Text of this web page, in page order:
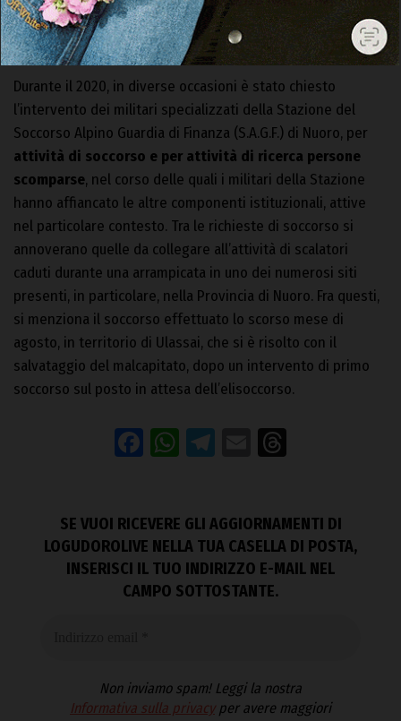
aereo del Corpo, a garanzia della tempestività degli
interventi.
Durante il 2020, in diverse occasioni è stato chiesto
l’intervento dei militari specializzati della Stazione del
Soccorso Alpino Guardia di Finanza (S.A.G.F.) di Nuoro, per
attività di soccorso e per attività di ricerca persone
scomparse, nel corso delle quali i militari della Stazione
hanno affiancato le altre componenti istituzionali, attive
nel particolare contesto. Tra le richieste di soccorso si
annoverano quelle da collegare all’attività di scalatori
caduti durante una arrampicata in uno dei numerosi siti
presenti, in particolare, nella Provincia di Nuoro. Fra questi,
si menziona il soccorso effettuato lo scorso mese di
agosto, in territorio di Ulassai, che si è risolto con il
salvataggio del malcapitato, dopo un intervento di primo
soccorso sul posto in attesa dell’elisoccorso.
Facebook
WhatsApp
Telegram
Email
SE VUOI RICEVERE GLI AGGIORNAMENTI DI
LOGUDOROLIVE NELLA TUA CASELLA DI POSTA,
INSERISCI IL TUO INDIRIZZO E-MAIL NEL
CAMPO SOTTOSTANTE.
Non inviamo spam! Leggi la nostra
Informativa sulla privacyper avere maggiori